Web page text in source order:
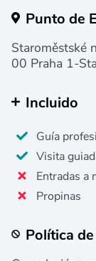
Punto de
Staroměstské
00 Praha 1-
Incluido
Guía
Visita
Entradas a
Propinas
Política